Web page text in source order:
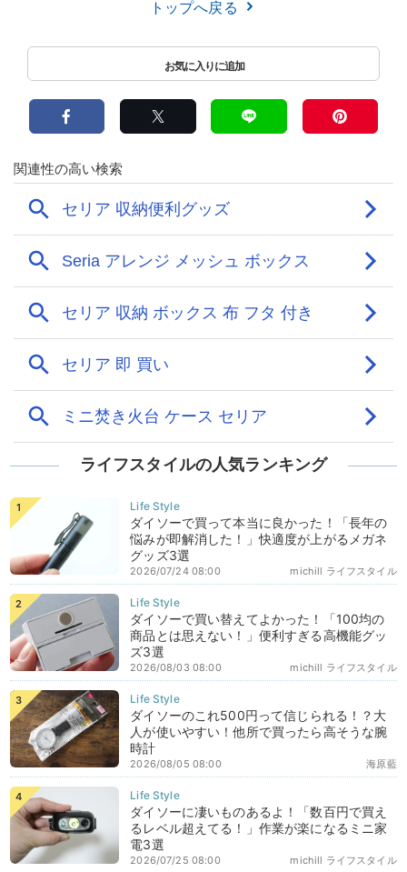
トップへ戻る
ライフスタイルの人気ランキング
ダイソーで買って本当に良かった！「長年の
悩みが即解消した！」快適度が上がるメガネ
グッズ3選
michill ライフスタイル
2026/07/24 08:00
ダイソーで買い替えてよかった！「100均の
商品とは思えない！」便利すぎる高機能グッ
ズ3選
michill ライフスタイル
2026/08/03 08:00
ダイソーのこれ500円って信じられる！？大
人が使いやすい！他所で買ったら高そうな腕
時計
海原藍
2026/08/05 08:00
ダイソーに凄いものあるよ！「数百円で買え
るレベル超えてる！」作業が楽になるミニ家
電3選
michill ライフスタイル
2026/07/25 08:00